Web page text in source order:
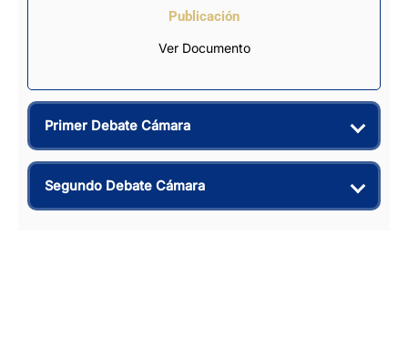
Publicación
Ver Documento
Primer Debate Cámara
Segundo Debate Cámara